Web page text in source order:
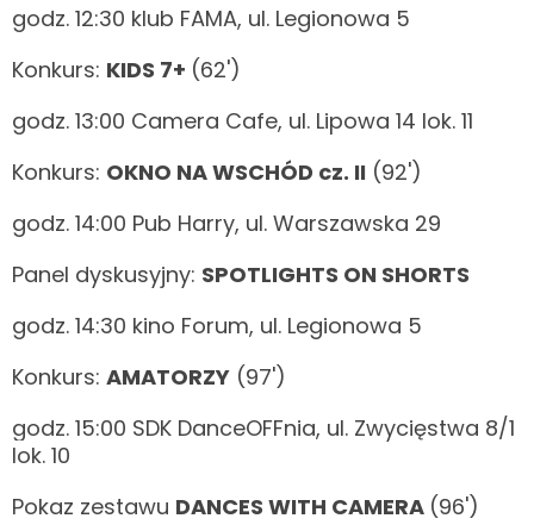
godz. 12:30 klub FAMA, ul. Legionowa 5
Konkurs: KIDS 7+ (62')
godz. 13:00 Camera Cafe, ul. Lipowa 14 lok. 11
Konkurs: OKNO NA WSCHÓD cz. II (92')
godz. 14:00 Pub Harry, ul. Warszawska 29
Panel dyskusyjny: SPOTLIGHTS ON SHORTS
godz. 14:30 kino Forum, ul. Legionowa 5
Konkurs: AMATORZY (97')
godz. 15:00 SDK DanceOFFnia, ul. Zwycięstwa 8/1
lok. 10
Pokaz zestawu DANCES WITH CAMERA (96')